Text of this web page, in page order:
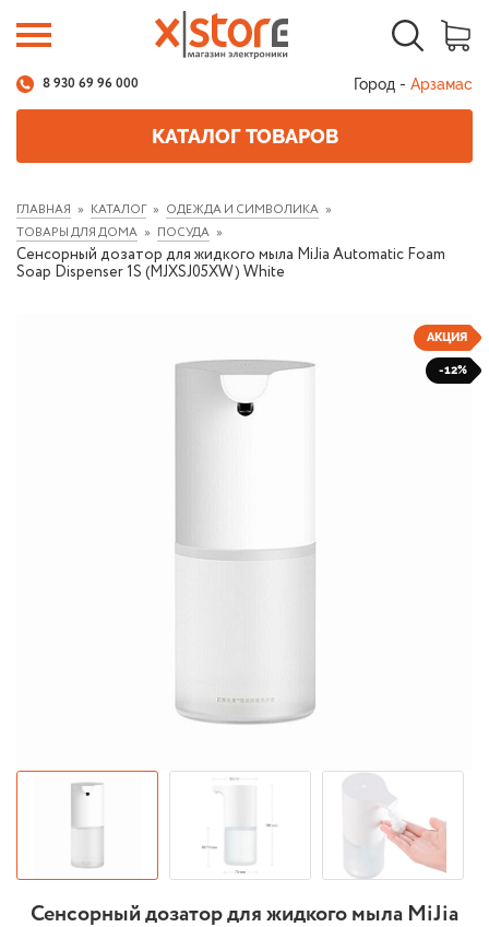
8 930 69 96 000 Город - Арзамас
КАТАЛОГ ТОВАРОВ
ГЛАВНАЯ КАТАЛОГ
ОДЕЖДА И СИМВОЛИКА
ТОВАРЫ ДЛЯ ДОМА
ПОСУДА
Сенсорный дозатор для жидкого мыла MiJia Automatic Foam
Soap Dispenser 1S (MJXSJ05XW) White
АКЦИЯ
-12%
Сенсорный дозатор для жидкого мыла MiJia